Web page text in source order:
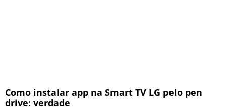
Como instalar app na Smart TV LG pelo pen
drive: verdade